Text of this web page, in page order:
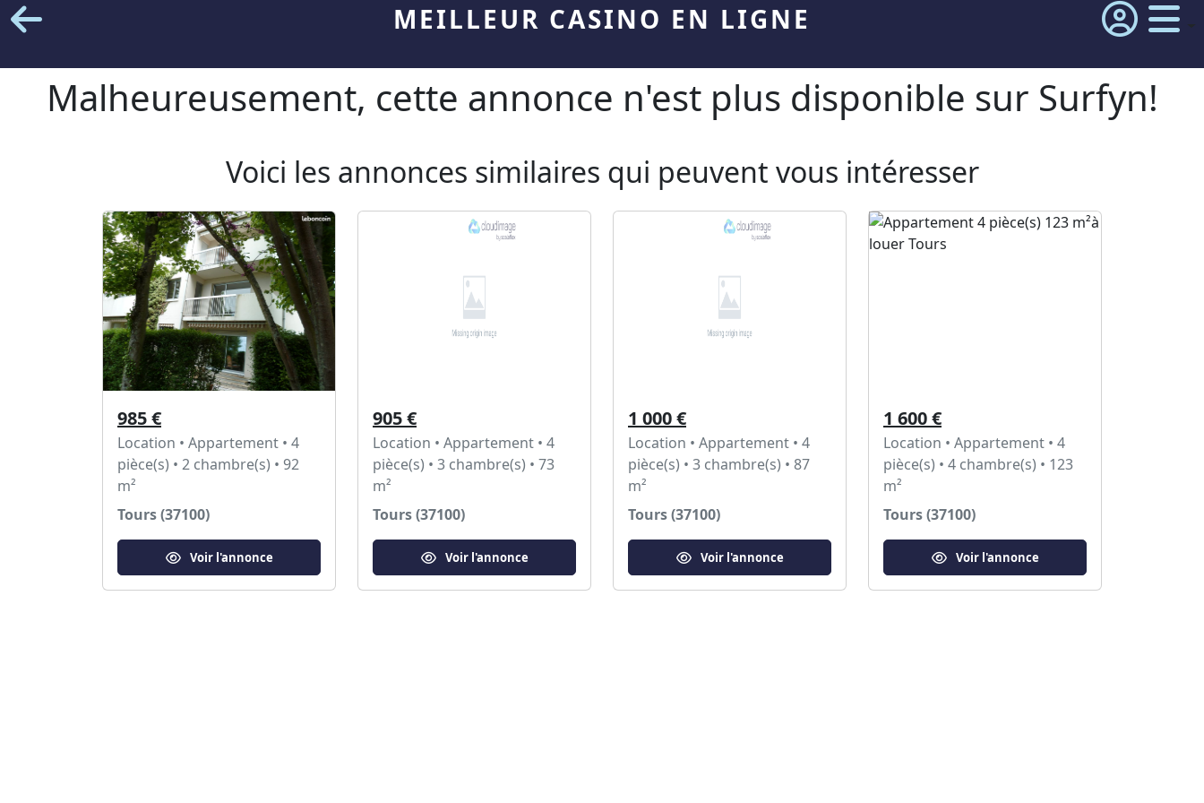
MEILLEUR CASINO EN LIGNE
Malheureusement, cette annonce n'est plus disponible sur Surfyn!
Voici les annonces similaires qui peuvent vous intéresser
985 €
Location • Appartement • 4
pièce(s) • 2 chambre(s) • 92
m²
Tours (37100)
Voir l'annonce
905 €
Location • Appartement • 4
pièce(s) • 3 chambre(s) • 73
m²
Tours (37100)
Voir l'annonce
1 000 €
Location • Appartement • 4
pièce(s) • 3 chambre(s) • 87
m²
Tours (37100)
Voir l'annonce
1 600 €
Location • Appartement • 4
pièce(s) • 4 chambre(s) • 123
m²
Tours (37100)
Voir l'annonce